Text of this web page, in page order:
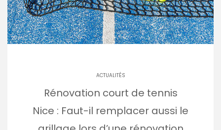
ACTUALITÉS
Rénovation court de tennis
Nice : Faut-il remplacer aussi le